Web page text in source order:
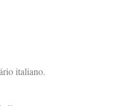
italiano.